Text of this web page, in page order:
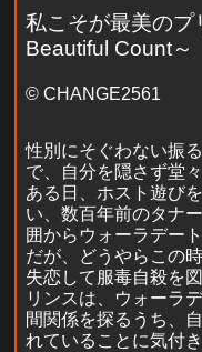
私こそが最美のプ
Beautiful Count～
© CHANGE2561
性別にそぐわない振
で、自分を隠さず堂
ある日、ホスト遊び
い、数百年前のタナ
囲からウォーラデー
だが、どうやらこの
失恋して服毒自殺を
リンスは、ウォーラ
間関係を探るうち、
れていることに気付